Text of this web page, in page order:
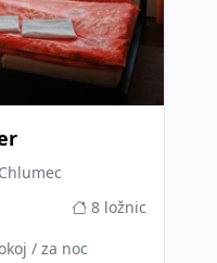
8 ložnic
/ za noc